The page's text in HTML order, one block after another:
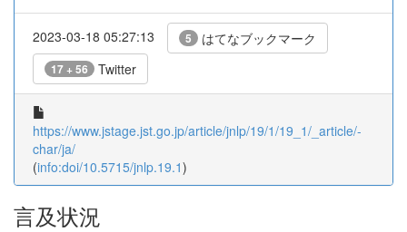
2023-03-18 05:27:13 5 はてなブックマーク
17 + 56 Twitter
https://www.jstage.jst.go.jp/article/jnlp/19/1/19_1/_article/-
char/ja/
(info:doi/10.5715/jnlp.19.1)
言及状況